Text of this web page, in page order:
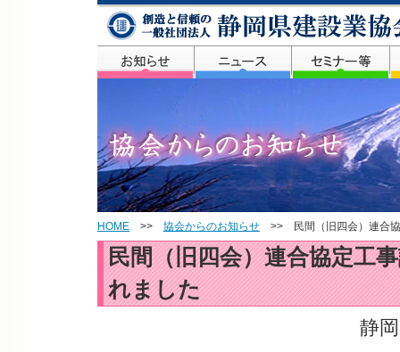
HOME >> 協会からのお知らせ >> 民間（旧四会）連合協
民間（旧四会）連合協定工
れました
静